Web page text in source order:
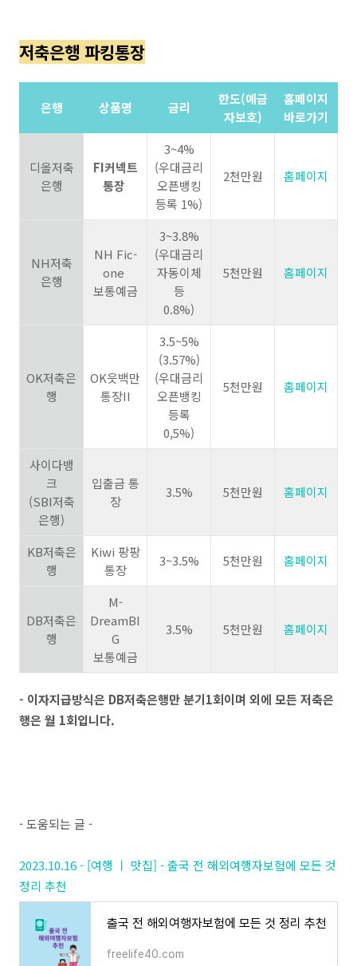
저축은행 파킹통장
은행 상품명 금리
한도(예금
자보호)
홈페이지
바로가기
디올저축
은행
FI커넥트
통장
3~4%
(우대금리
오픈뱅킹
등록 1%)
2천만원 홈페이지
NH저축
은행
NH Fic-
one
보통예금
3~3.8%
(우대금리
자동이체
등
0.8%)
5천만원 홈페이지
OK저축은
행
OK읏백만
통장II
3.5~5%
(3.57%)
(우대금리
오픈뱅킹
등록
0,5%)
5천만원 홈페이지
사이다뱅
크
(SBI저축
은행)
입출금 통
장
3.5% 5천만원 홈페이지
KB저축은
행
Kiwi 팡팡
통장
3~3.5% 5천만원 홈페이지
DB저축은
행
M-
DreamBI
G
보통예금
3.5% 5천만원 홈페이지
- 이자지급방식은 DB저축은행만 분기1회이며 외에 모든 저축은
행은 월 1회입니다.
- 도움되는 글 -
2023.10.16 - [여행 ㅣ 맛집] - 출국 전 해외여행자보험에 모든 것
정리 추천
출국 전 해외여행자보험에 모든 것 정리 추천
freelife40.com